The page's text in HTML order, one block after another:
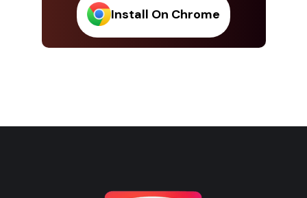
Install On Chrome